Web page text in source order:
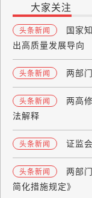
大家关注
头条新闻
国家
出高质量发展导向
头条新闻 两部
头条新闻
两高
法解释
头条新闻 证监
头条新闻
两部
简化措施规定》